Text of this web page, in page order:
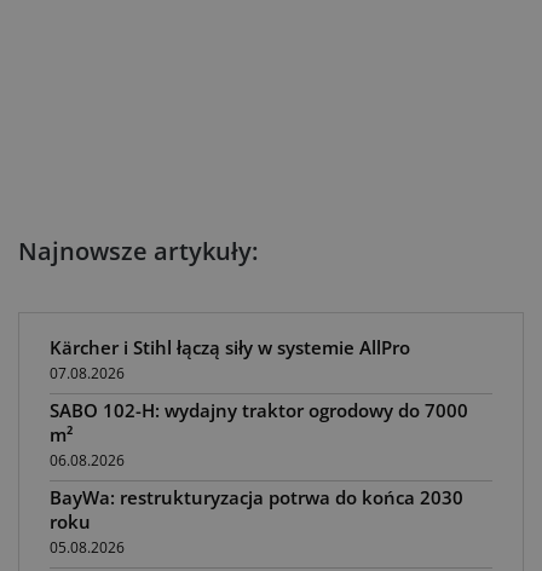
Najnowsze artykuły:
Kärcher i Stihl łączą siły w systemie AllPro
07.08.2026
SABO 102-H: wydajny traktor ogrodowy do 7000
m²
06.08.2026
BayWa: restrukturyzacja potrwa do końca 2030
roku
05.08.2026